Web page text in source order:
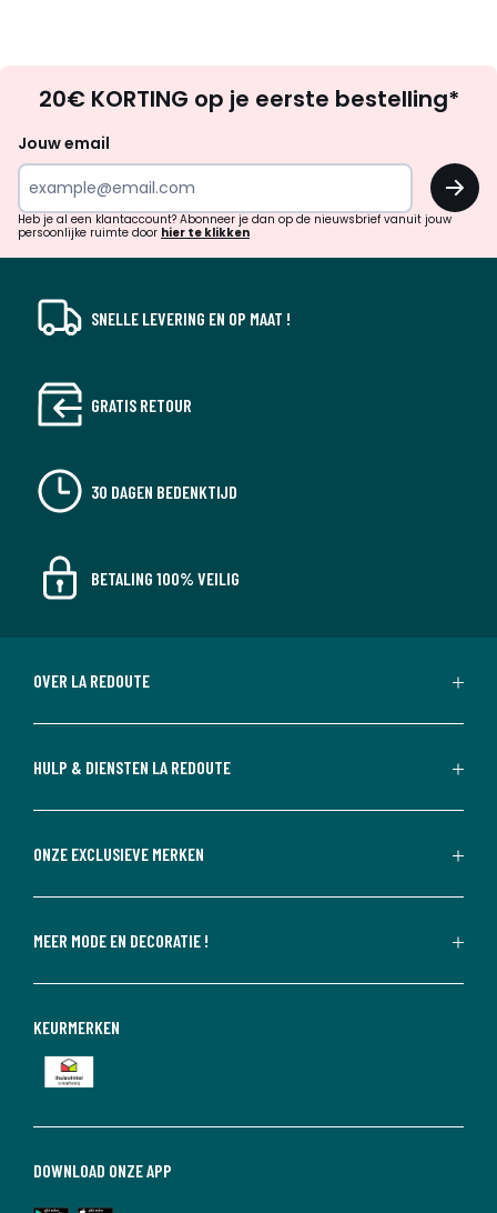
zoek
inspiratie
verrassingen?
20€ KORTING op je eerste bestelling*
Jouw email
OK
Heb je al een klantaccount? Abonneer je dan op de nieuwsbrief vanuit jouw
persoonlijke ruimte door hier te klikken
SNELLE LEVERING EN OP MAAT !
GRATIS RETOUR
30 DAGEN BEDENKTIJD
BETALING 100% VEILIG
OVER LA REDOUTE
HULP & DIENSTEN LA REDOUTE
ONZE EXCLUSIEVE MERKEN
MEER MODE EN DECORATIE !
DOWNLOAD ONZE APP
KEURMERKEN